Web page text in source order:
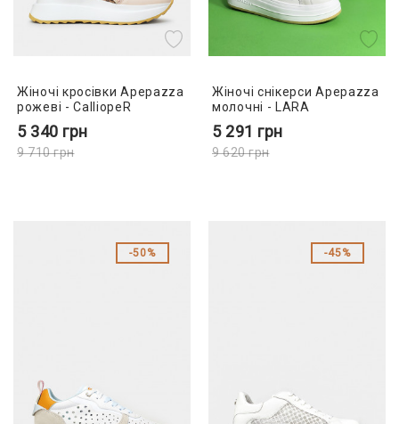
Жіночі кросівки Apepazza
рожеві - CalliopeR
5 340 грн
9 710грн
Жіночі снікерси Apepazza
молочні - LARA
5 291 грн
9 620грн
50% 45%